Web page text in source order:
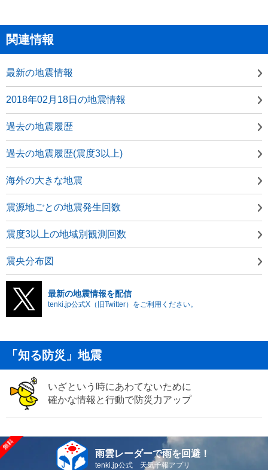
関連情報
最新の地震情報
2018年02月18日の地震情報
過去の地震履歴
過去の地震履歴(震度3以上)
海外の大きな地震
震源地ごとの地震発生回数
震度3以上の地域別観測回数
震央分布図
最新の地震情報を配信
tenki.jp公式X（旧Twitter）をご利用ください。
「知る防災」地震
いざという時にあわてないために
確かな情報と行動で防災力アップ
雨雲レーダーで雨を回避！
tenki.jp公式 天気予報アプリ